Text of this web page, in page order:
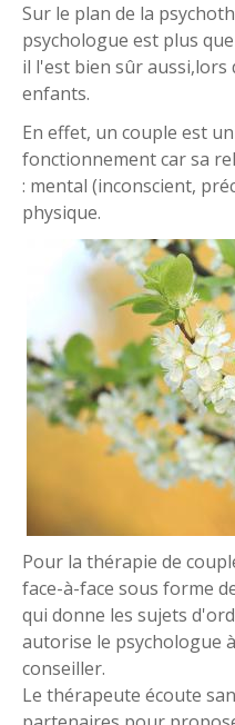
Sur le plan de la
psychologue est plus
il l'est bien sûr
enfants.
En effet, un couple est
fonctionnement car sa
: mental (inconscient,
physique.
Pour la thérapie de
face-à-face sous forme
qui donne les sujets
autorise le psychologue
conseiller.
Le thérapeute écoute